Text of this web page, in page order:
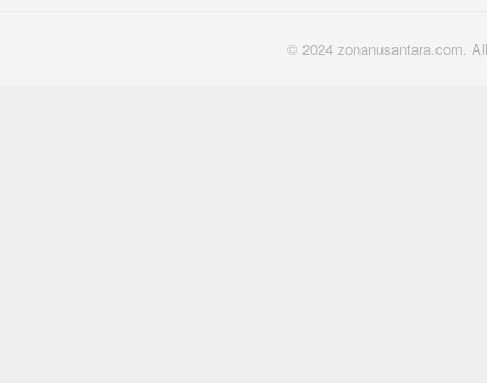
© 2024 zonanusantara.com.